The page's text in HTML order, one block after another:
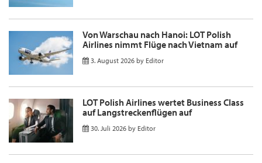
Von Warschau nach Hanoi: LOT Polish
Airlines nimmt Flüge nach Vietnam auf
3. August 2026 by Editor
LOT Polish Airlines wertet Business Class
auf Langstreckenflügen auf
30. Juli 2026 by Editor